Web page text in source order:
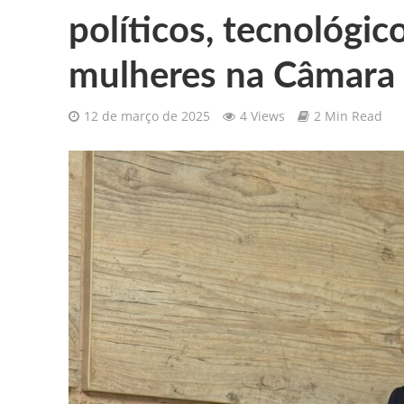
Gilberto Ribeiro celebra chegada
Confira as vagas de emprego
Santa Cruz da Baixa Verde é
PRF resgata 132 aves silvestres
Comunicamos o falecimento de
políticos,
mulheres na
12 de março de 2025 4 Views 2 Min Read